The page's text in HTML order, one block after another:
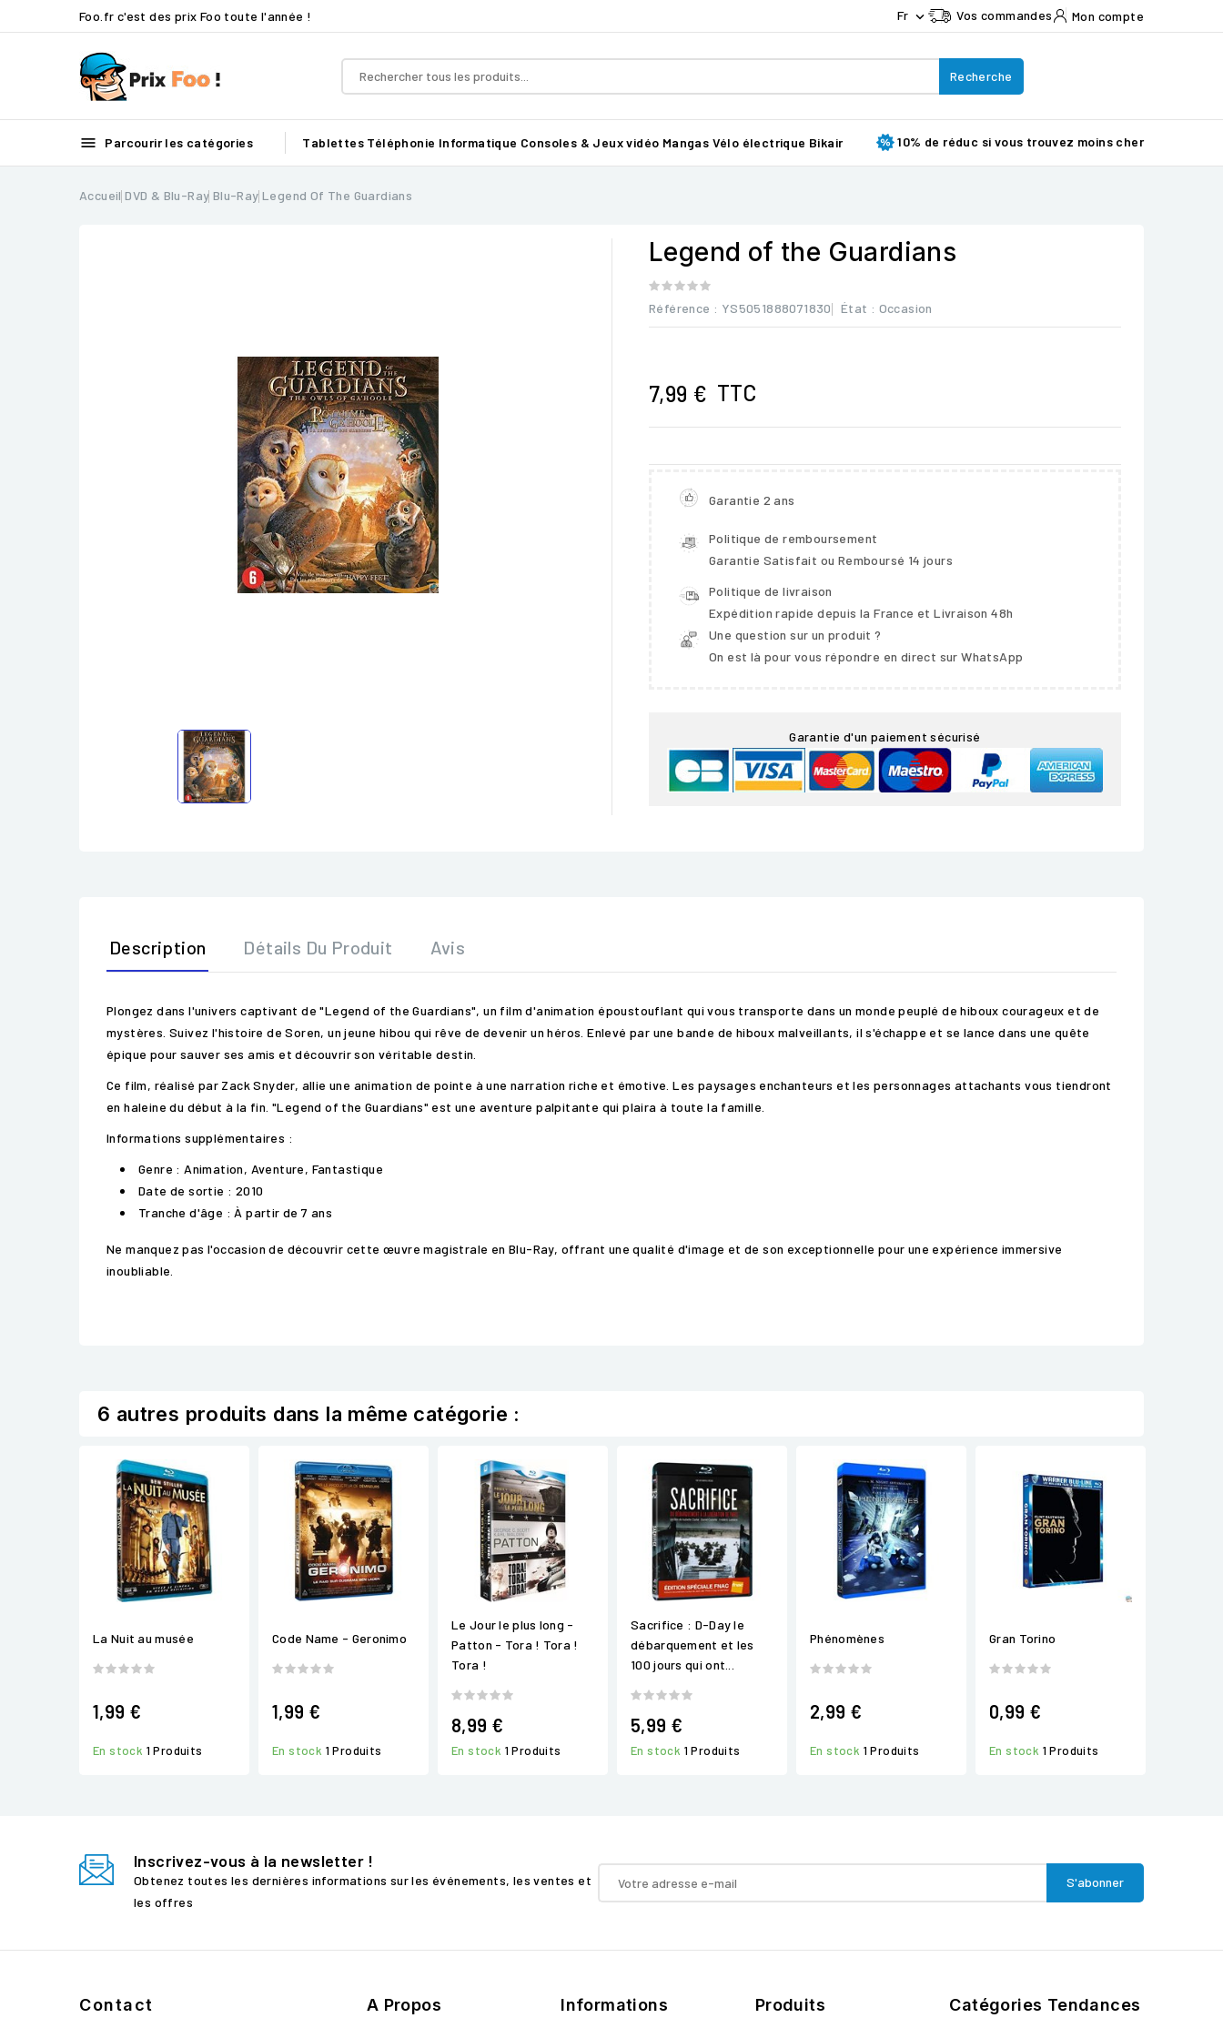
Foo.fr c'est des prix Foo toute l'année ! Fr  Vos commandes Mon compte
Recherche
 Parcourir les catégories Tablettes Téléphonie Informatique Consoles & Jeux vidéo Mangas Vélo électrique Bikair 10% de réduc si vous trouvez moins cher
Accueil DVD & Blu-Ray Blu-Ray Legend Of The Guardians
Legend of the Guardians
Référence : YS5051888071830 État : Occasion
7,99 € TTC
Garantie 2 ans
Politique de remboursement
Garantie Satisfait ou Remboursé 14 jours
Politique de livraison
Expédition rapide depuis la France et Livraison 48h
Une question sur un produit ?
On est là pour vous répondre en direct sur WhatsApp
Garantie d'un paiement sécurisé
Description Détails Du Produit Avis
Plongez dans l'univers captivant de "Legend of the Guardians", un film d'animation époustouflant qui vous transporte dans un monde peuplé de hiboux courageux et de
mystères. Suivez l'histoire de Soren, un jeune hibou qui rêve de devenir un héros. Enlevé par une bande de hiboux malveillants, il s'échappe et se lance dans une quête
épique pour sauver ses amis et découvrir son véritable destin.
Ce film, réalisé par Zack Snyder, allie une animation de pointe à une narration riche et émotive. Les paysages enchanteurs et les personnages attachants vous tiendront
en haleine du début à la fin. "Legend of the Guardians" est une aventure palpitante qui plaira à toute la famille.
Informations supplémentaires :
Genre : Animation, Aventure, Fantastique
Date de sortie : 2010
Tranche d'âge : À partir de 7 ans
Ne manquez pas l'occasion de découvrir cette œuvre magistrale en Blu-Ray, offrant une qualité d'image et de son exceptionnelle pour une expérience immersive
inoubliable.
6 autres produits dans la même catégorie :
La Nuit au musée
1,99 €
En stock 1 Produits
Code Name - Geronimo
1,99 €
En stock 1 Produits
Le Jour le plus long -
Patton - Tora ! Tora !
Tora !
8,99 €
En stock 1 Produits
Sacrifice : D-Day le
débarquement et les
100 jours qui ont...
5,99 €
En stock 1 Produits
Phénomènes
2,99 €
En stock 1 Produits
Gran Torino
0,99 €
En stock 1 Produits
Inscrivez-vous à la newsletter !
Obtenez toutes les dernières informations sur les événements, les ventes et
les offres
Contact A Propos Informations Produits Catégories Tendances